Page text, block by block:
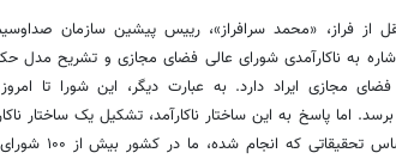
از فراز، «محمد سرافراز»، رییس پیشین سازمان
به ناکارآمدی شورای عالی فضای مجازی و تشریح مدل
مجازی ایراد دارد. به عبارت دیگر، این شورا تا امروز
اما پاسخ به این ساختار ناکارآمد، تشکیل یک ساختار
چون مشکل را حل نخواهد